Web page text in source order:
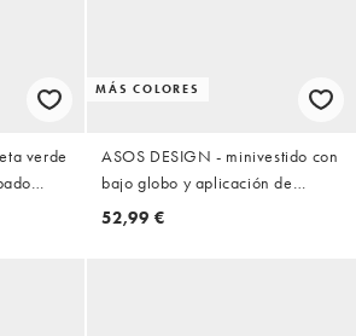
verde
MÁS COLORES
ASOS DESIGN - minivestido con
bajo globo y aplicación de
encaje en azul con encaje
52,99 €